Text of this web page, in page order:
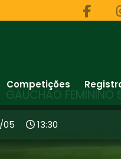
Competições
GAUCHÃO FEMININO
05 13:30